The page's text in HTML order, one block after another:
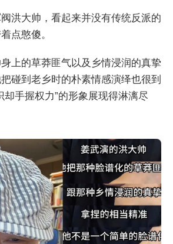
洪大帅，看起来并没有传统反派的
点憨傻。
上的草莽匪气以及乡情浸润的真挚
碰到老乡时的朴素情感演绎也很到
却手握权力”的形象展现得淋漓尽